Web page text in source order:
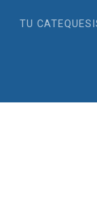
TU